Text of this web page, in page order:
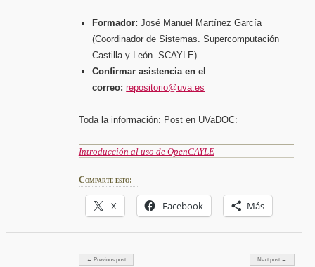
Formador: José Manuel Martínez García
(Coordinador de Sistemas. Supercomputación
Castilla y León. SCAYLE)
Confirmar asistencia en el
correo:repositorio@uva.es
Toda la información: Post en UVaDOC:
Introducción al uso de OpenCAYLE
Comparte esto:
X Facebook Más
Post navigation
← Previous post Next post →